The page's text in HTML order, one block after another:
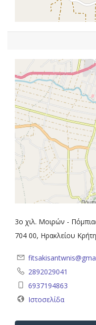
3ο χιλ. Μοιρών -
704 00, Ηρακλείου
2892029041
6937194863
Ιστοσελίδα